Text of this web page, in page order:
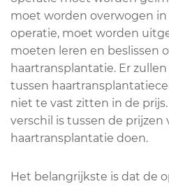
moet worden overwogen in
operatie, moet worden
moeten leren en beslissen
haartransplantatie. Er
tussen
niet te vast zitten in de
verschil is tussen de prijzen
haartransplantatie doen.
Het belangrijkste is dat de